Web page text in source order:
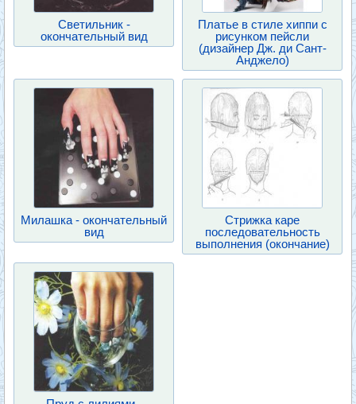
Светильник -
окончательный вид
Платье в стиле хиппи с
рисунком пейсли
(дизайнер Дж. ди Сант-
Анджело)
Милашка - окончательный
вид
Стрижка каре
последовательность
выполнения (окончание)